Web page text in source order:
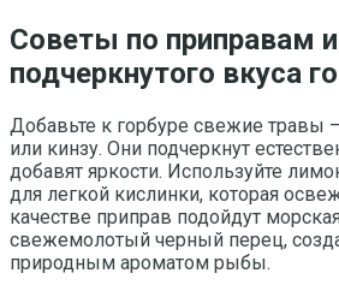
Советы по приправам
подчеркнутого вкуса
Добавьте к горбype свежие травы
или кинзу. Они подчеркнут
добавят яркости. Используйте
для легкой кислинки, которая
качестве приправ подойдут
свежемолотый черный перец,
природным ароматом рыбы.